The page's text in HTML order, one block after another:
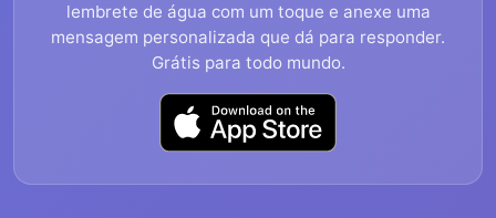
lembrete de água com um toque e anexe uma
mensagem personalizada que dá para responder.
Grátis para todo mundo.